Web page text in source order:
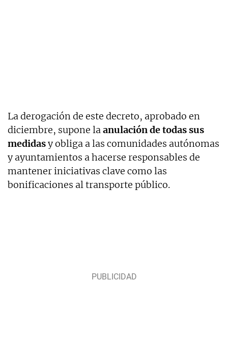
La derogación de este decreto, aprobado en
diciembre, supone laanulación de todas sus
medidasy obliga a las comunidades autónomas
y ayuntamientos a hacerse responsables de
mantener iniciativas clave como las
bonificaciones al transporte público.